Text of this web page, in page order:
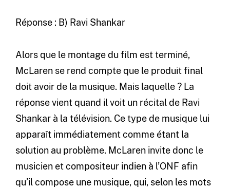
Réponse : B) Ravi Shankar
Alors que le montage du film est terminé,
McLaren se rend compte que le produit final
doit avoir de la musique. Mais laquelle ? La
réponse vient quand il voit un récital de Ravi
Shankar à la télévision. Ce type de musique lui
apparaît immédiatement comme étant la
solution au problème. McLaren invite donc le
musicien et compositeur indien à l’ONF afin
qu’il compose une musique, qui, selon les mots